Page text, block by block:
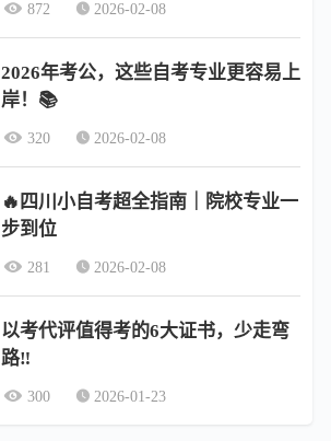
872 2026-02-08
2026年考公，这些自考专业更容易上
岸！📚
320 2026-02-08
🔥四川小自考超全指南｜院校专业一
步到位
281 2026-02-08
以考代评值得考的6大证书，少走弯
路‼️
300 2026-01-23